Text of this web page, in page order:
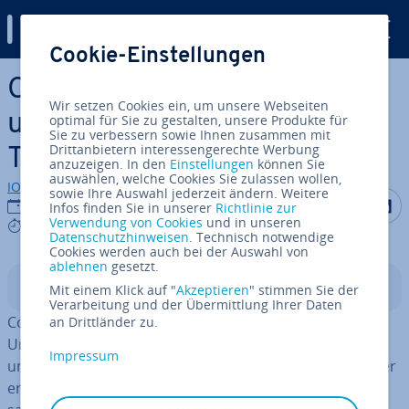
Zum Haupt­in­halt springen
Copilot vs. ChatGPT: Worin
un­ter­schei­den sich die KI-
Tools?
IONOS Redaktion
07.08.2025
7 mins
Auf Auf
In­halts­ver­zeich­nis
Copilot un­ter­stützt Sie innerhalb der Microsoft-
Umgebung, während ChatGPT viel­sei­tig ein­setz­bar ist
und sich für ganz un­ter­schied­li­che Aufgaben eignet. Hier
erfahren Sie die wich­tigs­ten Un­ter­schie­de und Ge­mein­
Cookie-Einstellungen
Wir setzen Cookies ein, um unsere Webseiten
optimal für Sie zu gestalten, unsere Produkte für
Sie zu verbessern sowie Ihnen zusammen mit
Drittanbietern interessengerechte Werbung
anzuzeigen. In den Einstellungen können Sie
auswählen, welche Cookies Sie zulassen wollen,
sowie Ihre Auswahl jederzeit ändern. Weitere
Infos finden Sie in unserer Richtlinie zur
Verwendung von Cookies und in unseren
Datenschutzhinweisen. Technisch notwendige
Cookies werden auch bei der Auswahl von
ablehnen gesetzt.
Mit einem Klick auf "Akzeptieren" stimmen Sie der
Verarbeitung und der Übermittlung Ihrer Daten
an Drittländer zu.
Impressum